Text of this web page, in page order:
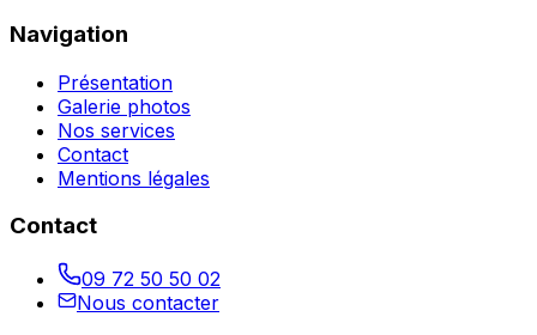
Navigation
Présentation
Galerie photos
Nos services
Contact
Mentions légales
Contact
09 72 50 50 02
Nous contacter